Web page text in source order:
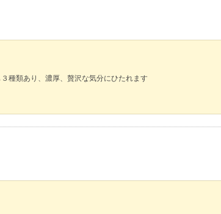
種類あり、濃厚、贅沢な気分にひたれます